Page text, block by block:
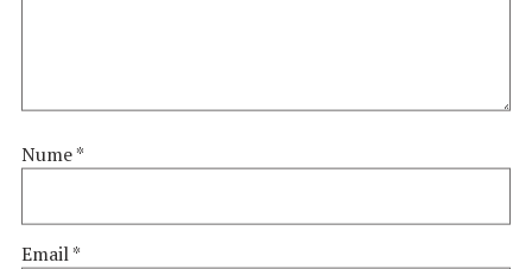
Nume*
Email*